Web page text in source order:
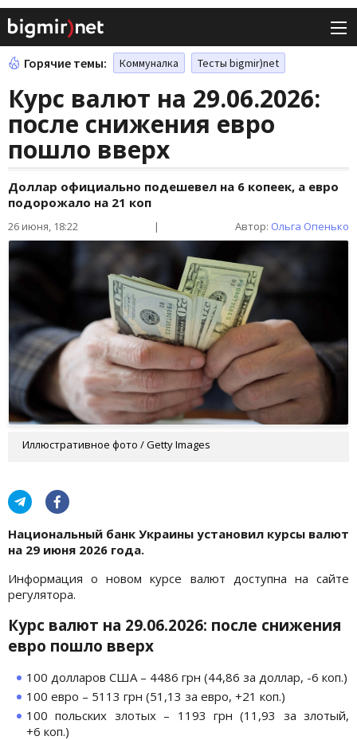
Горячие темы: Коммуналка Тесты bigmir)net
Курс валют на 29.06.2026:
после снижения евро
пошло вверх
Доллар официально подешевел на 6 копеек, а евро
подорожало на 21 коп
26 июня, 18:22 | Автор: Ольга Опенько
Иллюстративное фото / Getty Images
Национальный банк Украины установил курсы валют
на 29 июня 2026 года.
Информация о новом курсе валют доступна на сайте
регулятора.
Курс валют на 29.06.2026: после снижения
евро пошло вверх
100 долларов США – 4486 грн (44,86 за доллар, -6 коп.)
100 евро – 5113 грн (51,13 за евро, +21 коп.)
100 польских злотых – 1193 грн (11,93 за злотый,
+6 коп.)